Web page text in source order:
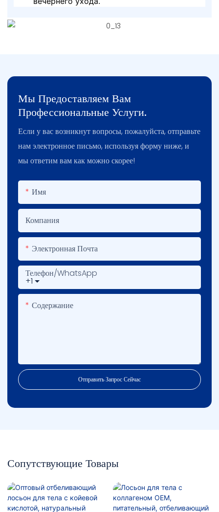
Мы Предоставляем Вам
Профессиональные Услуги.
Если у вас возникнут вопросы, пожалуйста, отправьте
нам электронное письмо, используя форму ниже, и
мы ответим вам как можно скорее!
Имя
Компания
Электронная Почта
+1
Телефон/WhatsApp
Содержание
Отправить Запрос Сейчас
Сопутствующие Товары